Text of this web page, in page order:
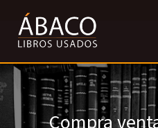
Compra